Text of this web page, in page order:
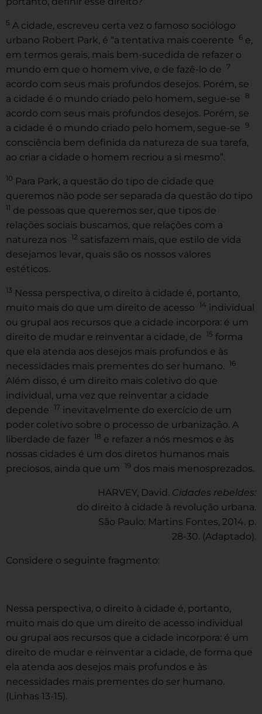
5 A cidade, escreveu certa vez o famoso sociólogo
urbano Robert Park, é “a tentativa mais coerente
6 e,
em termos gerais, mais bem-sucedida de refazer o
mundo em que o homem vive, e de fazê-lo de 7
acordo com seus mais profundos desejos. Porém, se
a cidade é o mundo criado pelo homem, segue-se
8
acordo com seus mais profundos desejos. Porém, se
a cidade é o mundo criado pelo homem, segue-se 9
consciência bem definida da natureza de sua tarefa,
ao criar a cidade o homem recriou a si mesmo”.
10 Para Park, a questão do tipo de cidade que
queremos não pode ser separada da questão do tipo
11 de pessoas que queremos ser, que tipos de
relações sociais buscamos, que relações com a
natureza nos
12 satisfazem mais, que estilo de vida
desejamos levar, quais são os nossos valores
estéticos.
13 Nessa perspectiva, o direito à cidade é, portanto,
muito mais do que um direito de acesso
14 individual
ou grupal aos recursos que a cidade incorpora: é um
direito de mudar e reinventar a cidade, de
15 forma
que ela atenda aos desejos mais profundos e às
necessidades mais prementes do ser humano.
16
Além disso, é um direito mais coletivo do que
individual, uma vez que reinventar a cidade
depende
17 inevitavelmente do exercício de um
poder coletivo sobre o processo de urbanização. A
liberdade de fazer
18 e refazer a nós mesmos e às
nossas cidades é um dos diretos humanos mais
preciosos, ainda que um
19 dos mais menosprezados.
HARVEY, David. Cidades rebeldes:
do direito à cidade à revolução urbana.
São Paulo: Martins Fontes, 2014. p.
28-30. (Adaptado).
Considere o seguinte fragmento:
Nessa perspectiva, o direito à cidade é, portanto,
muito mais do que um direito de acesso individual
ou grupal aos recursos que a cidade incorpora: é um
direito de mudar e reinventar a cidade, de forma que
ela atenda aos desejos mais profundos e às
necessidades mais prementes do ser humano.
(Linhas 13-15).